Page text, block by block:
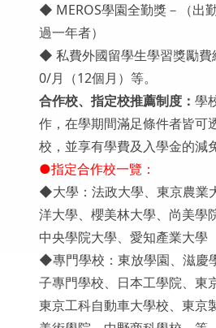
◆ MEROS學園全勤獎－（出
過一年者）
◆ 私費外國留學生學習獎勵費
0/月（12個月）等。
合作校、指定校推薦制度： 學
作，在學期間滿足條件者皆可
校，並享有學費及入學金的減
●指定合作校一覽：
◆大學：法政大學、東京農業
洋大學、櫻美林大學、尚美學
中央學院大學、愛知產業大學
◆專門學校：東放學園、滋慶
子專門學校、日本工學院、東
東京工科自動車大學校、東京